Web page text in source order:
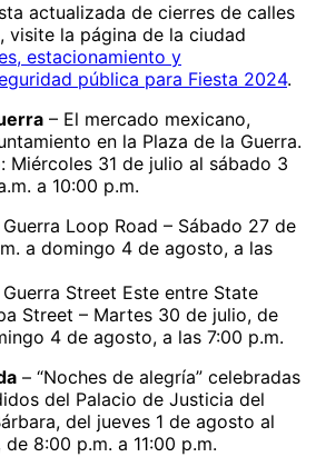
actualizada de cierres de calles
visite la página de la ciudad
estacionamiento y
pública para Fiesta 2024.
– El mercado mexicano,
en la Plaza de la Guerra.
Miércoles 31 de julio al sábado 3
a 10:00 p.m.
Loop Road – Sábado 27 de
a domingo 4 de agosto, a las
Street Este entre State
Street – Martes 30 de julio, de
4 de agosto, a las 7:00 p.m.
– “Noches de alegría” celebradas
del Palacio de Justicia del
del jueves 1 de agosto al
8:00 p.m. a 11:00 p.m.